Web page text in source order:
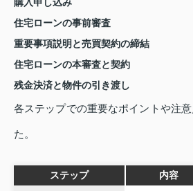
住宅ローンの事前審査
重要事項説明と売買契約の締結
住宅ローンの本審査と契約
残金決済と物件の引き渡し
各ステップでの重要なポイントや注
た。
ステップ 内容